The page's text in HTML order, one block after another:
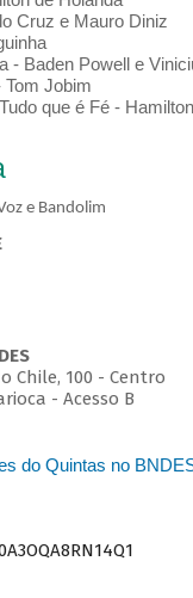
Cruz e Mauro Diniz
- Baden Powell e
Jobim
que é Fé -
e Bandolim
Chile, 100 - Centro
- Acesso B
do Quintas no